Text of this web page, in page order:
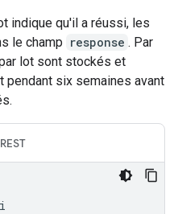
indique qu'il a réussi, les
le champ response . Par
lot sont stockés et
pendant six semaines avant
REST